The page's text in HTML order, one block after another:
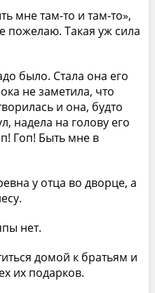
мне там-то и там-то»,
пожелаю. Такая уж сила
было. Стала она его
не заметила, что
и она, будто
надела на голову его
Гоп! Быть мне в
у отца во дворце, а
нет.
домой к братьям и
их подарков.